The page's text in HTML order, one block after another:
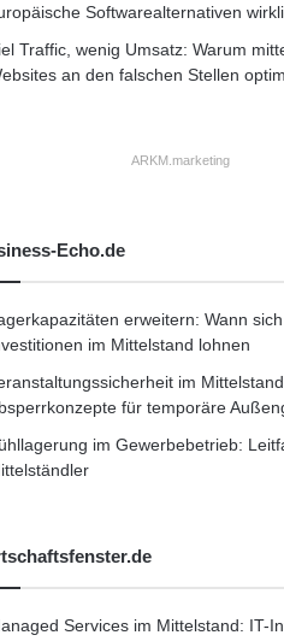
Softwarealternativen
Traffic, wenig Umsatz: Warum
an den falschen Stellen
ARKM.marketing
Echo.de
erweitern: Wann
im Mittelstand lohnen
im
für temporäre
im Gewerbebetrieb:
Services im Mittelstand: IT-